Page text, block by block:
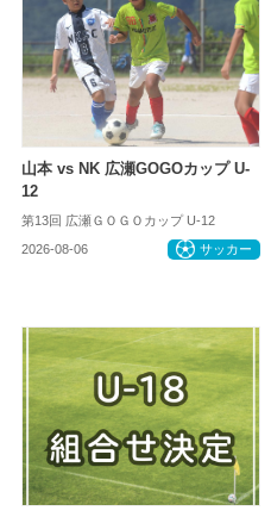
山本 vs NK 広瀬GOGOカップ U-
12
第13回 広瀬ＧＯＧＯカップ U-12
2026-08-06 サッカー